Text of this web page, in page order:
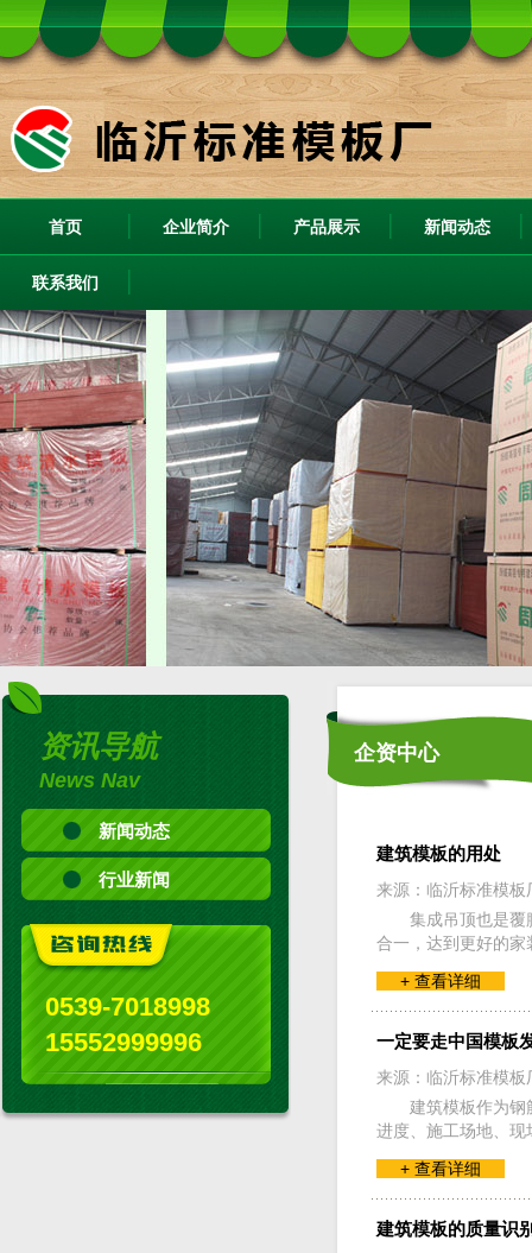
首页 企业简介 产品展示 新闻动态
联系我们
资讯导航
News Nav
新闻动态
行业新闻
0539-7018998
15552999996
企资中心
建筑模板的用处
来源：临沂标准模
集成吊顶也是覆
合一，达到更好的
+ 查看详细
一定要走中国模板
来源：临沂标准模
建筑模板作为钢
进度、施工场地、
+ 查看详细
建筑模板的质量识